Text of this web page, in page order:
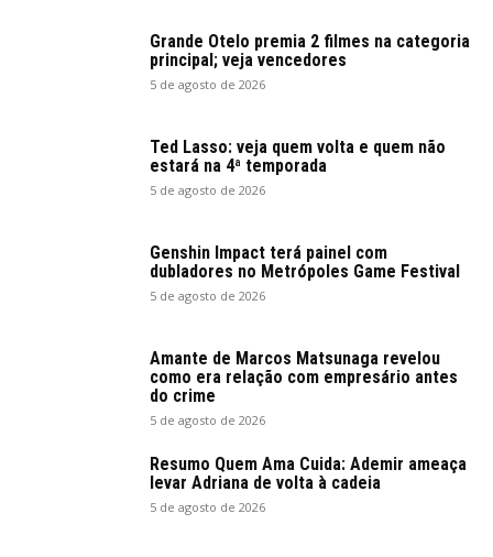
Grande Otelo premia 2 filmes na categoria
principal; veja vencedores
5 de agosto de 2026
Ted Lasso: veja quem volta e quem não
estará na 4ª temporada
5 de agosto de 2026
Genshin Impact terá painel com
dubladores no Metrópoles Game Festival
5 de agosto de 2026
Amante de Marcos Matsunaga revelou
como era relação com empresário antes
do crime
5 de agosto de 2026
Resumo Quem Ama Cuida: Ademir ameaça
levar Adriana de volta à cadeia
5 de agosto de 2026